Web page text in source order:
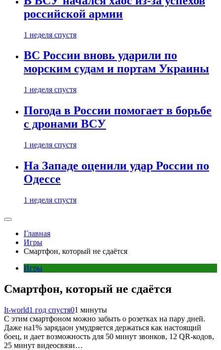
российской армии
1 неделя спустя
ВС России вновь ударили по
морским судам и портам Украины
1 неделя спустя
Погода в России помогает в борьбе
с дронами ВСУ
1 неделя спустя
На Западе оценили удар России по
Одессе
1 неделя спустя
Главная
Игры
Смартфон, который не сдаётся
Игры
Смартфон, который не сдаётся
It-world1 год спустя01 минуты
С этим смартфоном можно забыть о розетках на пару дней.
Даже на1% зарядаон умудряется держаться как настоящий
боец, и дает возможность для 50 минут звонков, 12 QR-кодов,
25 минут видеосвязи…